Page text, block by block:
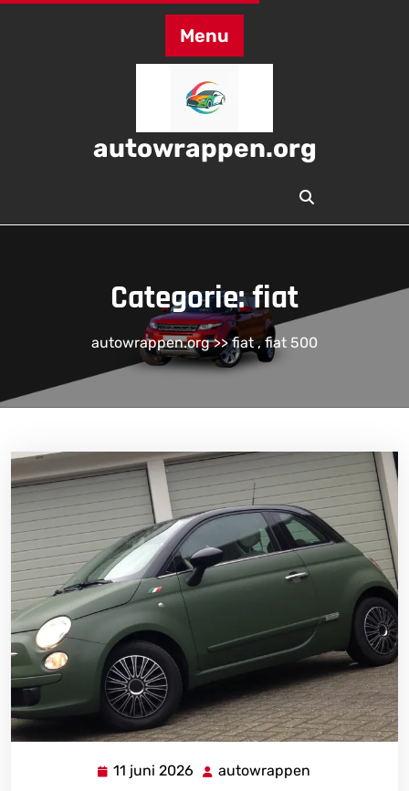
Skip
Menu
autowrappen.org
Categorie:fiat
autowrappen.org>>fiat,fiat 500
11 juni 2026 11
autowrappen